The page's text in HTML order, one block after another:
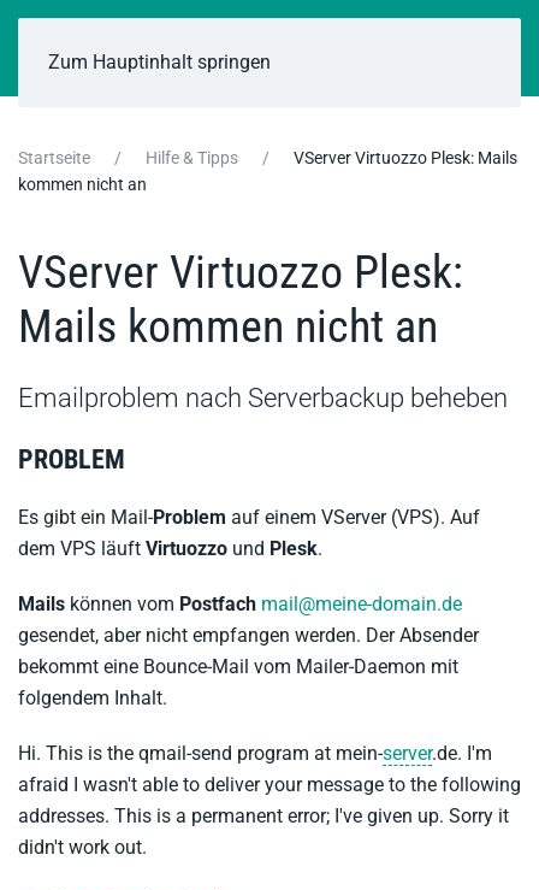
Zum Hauptinhalt springen
Startseite Hilfe & Tipps
VServer Virtuozzo Plesk: Mails
kommen nicht an
VServer Virtuozzo Plesk:
Mails kommen nicht an
Emailproblem nach Serverbackup beheben
PROBLEM
Es gibt ein Mail-Problem auf einem VServer (VPS). Auf
dem VPS läuft Virtuozzo und Plesk.
Mails können vom Postfach mail@meine-domain.de
gesendet, aber nicht empfangen werden. Der Absender
bekommt eine Bounce-Mail vom Mailer-Daemon mit
folgendem Inhalt.
Hi. This is the qmail-send program at mein-server.de. I'm
afraid I wasn't able to deliver your message to the following
addresses. This is a permanent error; I've given up. Sorry it
didn't work out.